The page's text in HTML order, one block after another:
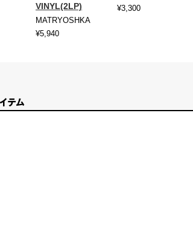
VINYL(2LP)
MATRYOSHKA
¥5,940
¥3,300